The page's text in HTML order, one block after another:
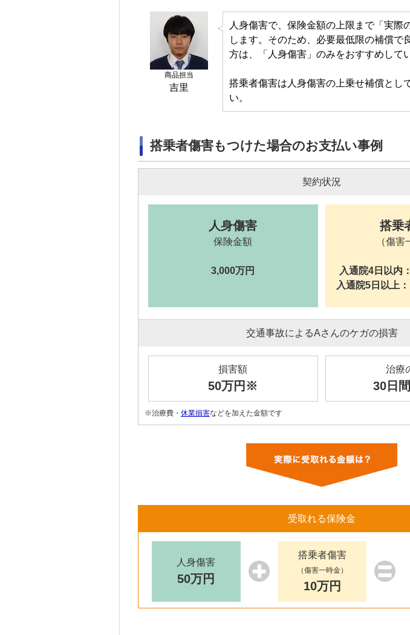
商品担当
吉里
人身傷害で、保険金額の上限まで「実際
します。そのため、必要最低限の補償で
方は、「 人身傷害 」のみをおすすめして
搭乗者傷害は 人身傷害の上乗せ補償とし
い。
搭乗者傷害もつけた場合のお支払い事例
契約状況
人身傷害
保険金額
3,000万円
搭乗
（傷害
入通院4日以内：
入通院5日以上：
交通事故によるAさんのケガの損害
損害額
50万円※
治療
30日
※治療費・ 休業損害などを加えた金額です
受取れる保険金
人身傷害
50万円
搭乗者傷害
（傷害一時金）
10万円